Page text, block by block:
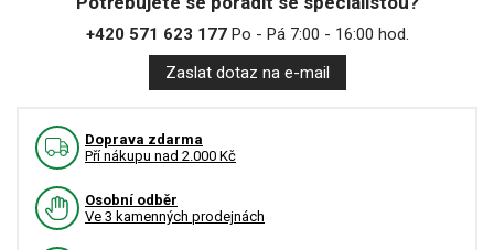
+420 571 623 177Po - Pá 7:00 - 16:00 hod.
Zaslat dotaz na e-mail
Doprava zdarma
Pří nákupu nad 2.000 Kč
Osobní odběr
Ve 3 kamenných prodejnách